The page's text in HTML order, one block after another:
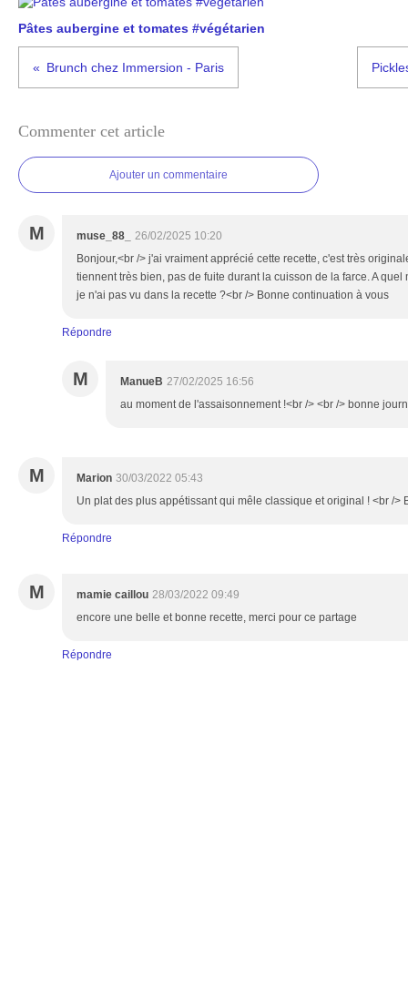
Pâtes aubergine et tomates #végétarien
Brunch chez Immersion - Paris
Commenter cet article
Ajouter un commentaire
M muse_88_
26/02/2025 10:20
Bonjour,<br /> j'ai vraiment apprécié cette recette, c'est très
tiennent très bien, pas de fuite durant la cuisson de la farce. A
je n'ai pas vu dans la recette ?<br /> Bonne continuation à vous
Répondre
M ManueB 27/02/2025 16:56
au moment de l'assaisonnement !<br /> <br /> bonne
M Marion 30/03/2022 05:43
Un plat des plus appétissant qui mêle classique et original ! <br />
Répondre
M mamie caillou 28/03/2022 09:49
encore une belle et bonne recette, merci pour ce partage
Répondre